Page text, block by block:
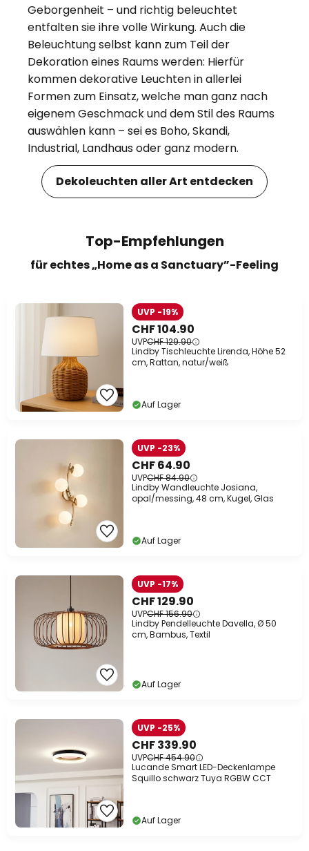
Geborgenheit – und richtig beleuchtet
entfalten sie ihre volle Wirkung. Auch die
Beleuchtung selbst kann zum Teil der
Dekoration eines Raums werden: Hierfür
kommen dekorative Leuchten in allerlei
Formen zum Einsatz, welche man ganz nach
eigenem Geschmack und dem Stil des Raums
auswählen kann – sei es Boho, Skandi,
Industrial, Landhaus oder ganz modern.
Dekoleuchten aller Art entdecken
Top-Empfehlungen
für echtes „Home as a Sanctuary”-Feeling
CHF 104.90
UVPCHF 129.90
UVP -19%
Lindby Tischleuchte Lirenda, Höhe 52
cm, Rattan, natur/weiß
Auf Lager
CHF 64.90
UVPCHF 84.90
UVP -23%
Lindby Wandleuchte Josiana,
opal/messing, 48 cm, Kugel, Glas
Auf Lager
CHF 129.90
UVPCHF 156.90
UVP -17%
Lindby Pendelleuchte Davella, Ø 50
cm, Bambus, Textil
Auf Lager
CHF 339.90
UVPCHF 454.90
UVP -25%
Lucande Smart LED-Deckenlampe
Squillo schwarz Tuya RGBW CCT
Auf Lager